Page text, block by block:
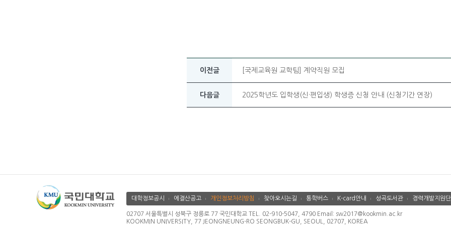
이전글 [국제교육원 교학팀] 계약직원 모집
다음글 2025학년도 입학생(신·편입생) 학생증 신청 안내 (신청기간 연장)
대학정보공시 에결산공고 개인정보처리방침 찾아오시는길 통학버스 K-card안내 성곡도서관 경력개발지원단
02707 서울특별시 성북구 정릉로 77 국민대학교 TEL. 02-910-5047, 4790 Email: sw2017@kookmin.ac.kr
KOOKMIN UNIVERSITY, 77 JEONGNEUNG-RO SEONGBUK-GU, SEOUL, 02707, KOREA